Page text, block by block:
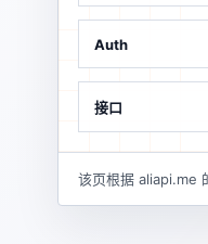
Auth
接口
该页根据 aliapi.me